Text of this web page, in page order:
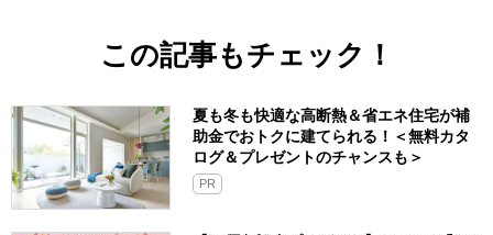
この記事もチェック！
夏も冬も快適な高断熱＆省エネ住宅が補
助金でおトクに建てられる！＜無料カタ
ログ＆プレゼントのチャンスも＞
PR